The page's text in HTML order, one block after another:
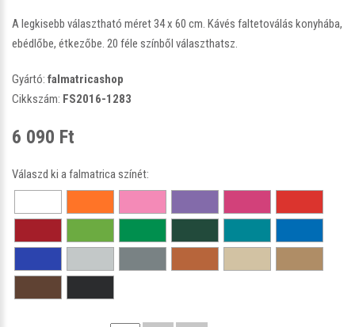
A legkisebb választható méret 34 x 60 cm. Kávés faltetoválás konyhába,
ebédlőbe, étkezőbe. 20 féle színből választhatsz.
Gyártó: falmatricashop
Cikkszám: FS2016-1283
6 090 Ft
Válaszd ki a falmatrica színét: